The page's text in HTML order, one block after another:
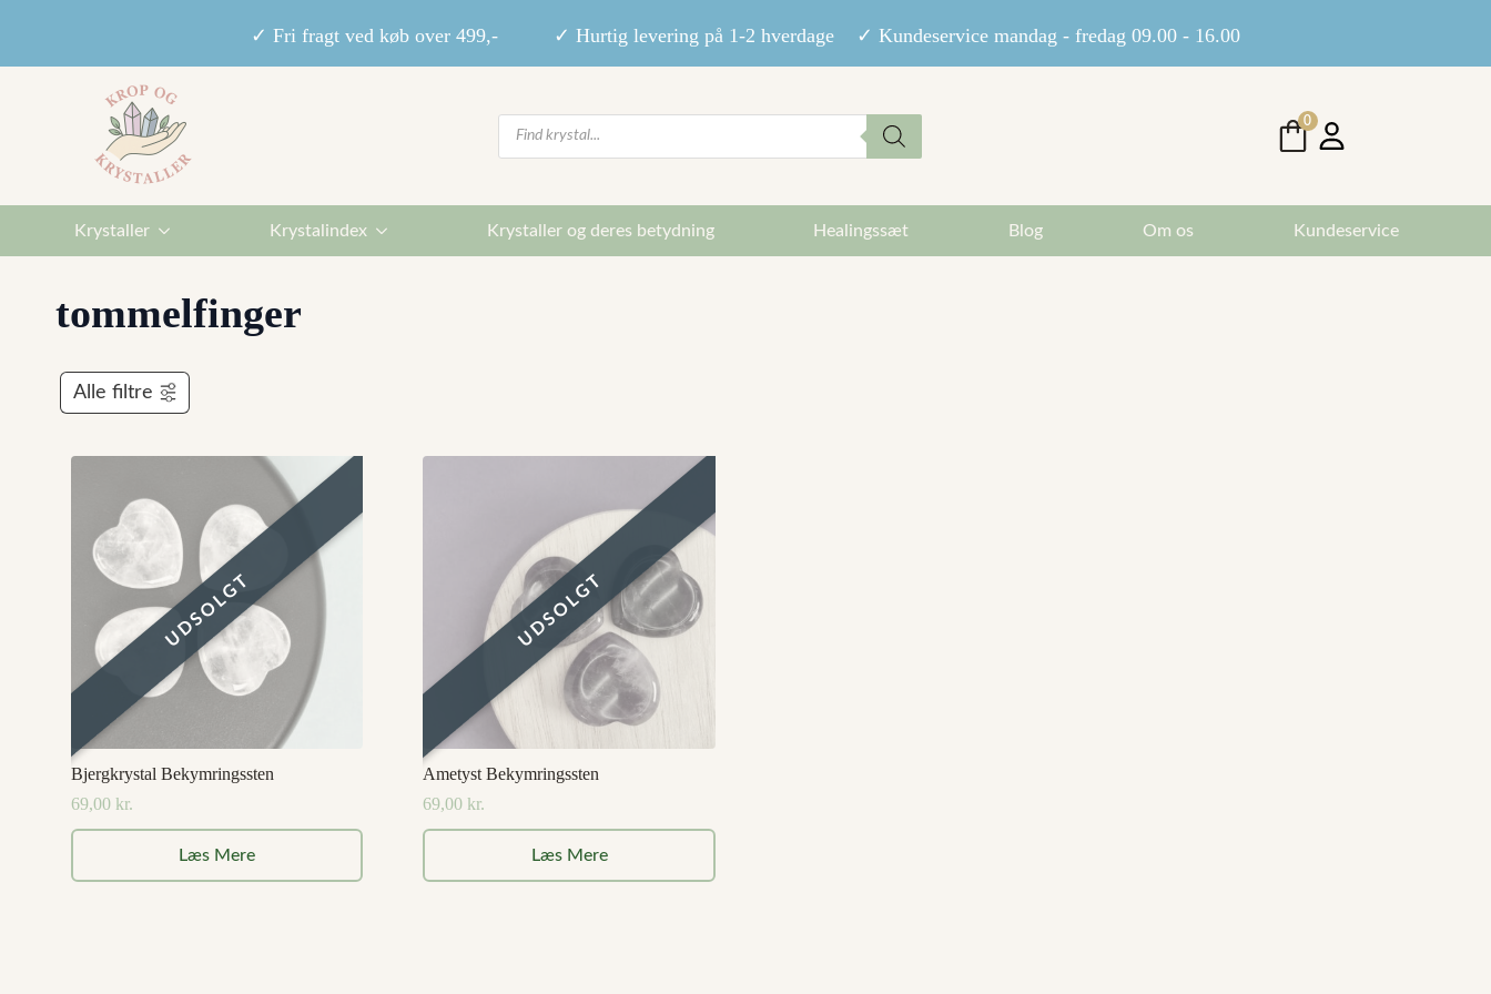
✓ Fri fragt ved køb over 499,- ✓ Hurtig levering på 1-2 hverdage ✓ Kundeservice mandag - fredag 09.00 - 16.00
Products
search
0
Krystaller Krystalindex Krystaller og deres betydning Healingssæt Blog Om os Kundeservice
tommelfinger
Alle filtre
Bjergkrystal Bekymringssten
69,00 kr.
Læs Mere
Ametyst Bekymringssten
69,00 kr.
Læs Mere